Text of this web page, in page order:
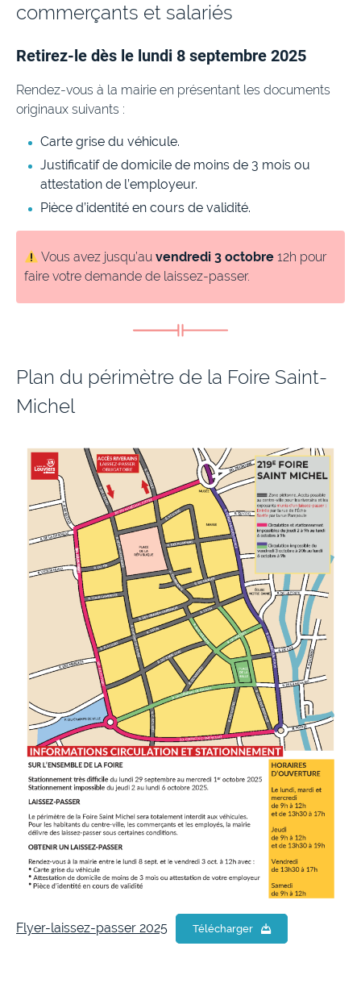
commerçants et salariés
Retirez-le dès le lundi 8 septembre 2025
Rendez-vous à la mairie en présentant les documents
originaux suivants :
Carte grise du véhicule.
Justificatif de domicile de moins de 3 mois ou
attestation de l’employeur.
Pièce d’identité en cours de validité.
Vous avez jusqu’auvendredi 3 octobre 12h pour
faire votre demande de laissez-passer.
Plan du périmètre de la Foire Saint-
Michel
Flyer-laissez-passer 2025 Télécharger